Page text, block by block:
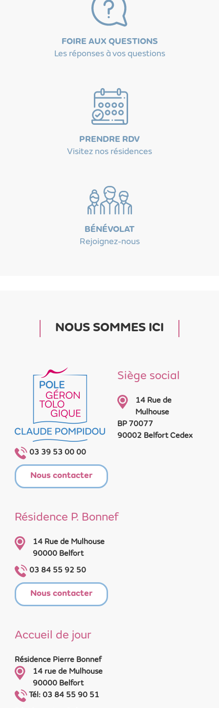
FOIRE AUX QUESTIONS
Les réponses à vos questions
PRENDRE RDV
Visitez nos résidences
BÉNÉVOLAT
Rejoignez-nous
NOUS SOMMES ICI
Siège social
14 Rue de
Mulhouse
BP 70077
90002 Belfort Cedex
03 39 53 00 00
Nous contacter
Résidence P. Bonnef
14 Rue de Mulhouse
90000 Belfort
03 84 55 92 50
Nous contacter
Accueil de jour
Résidence Pierre Bonnef
14 rue de Mulhouse
90000 Belfort
Tél: 03 84 55 90 51